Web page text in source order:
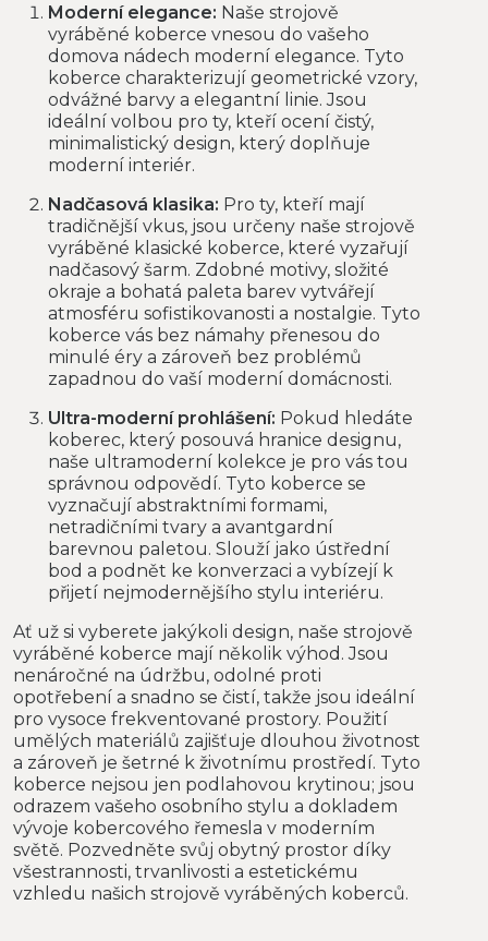
Moderní elegance: Naše strojově
vyráběné koberce vnesou do vašeho
domova nádech moderní elegance. Tyto
koberce charakterizují geometrické vzory,
odvážné barvy a elegantní linie. Jsou
ideální volbou pro ty, kteří ocení čistý,
minimalistický design, který doplňuje
moderní interiér.
Nadčasová klasika: Pro ty, kteří mají
tradičnější vkus, jsou určeny naše strojově
vyráběné klasické koberce, které vyzařují
nadčasový šarm. Zdobné motivy, složité
okraje a bohatá paleta barev vytvářejí
atmosféru sofistikovanosti a nostalgie. Tyto
koberce vás bez námahy přenesou do
minulé éry a zároveň bez problémů
zapadnou do vaší moderní domácnosti.
Ultra-moderní prohlášení: Pokud hledáte
koberec, který posouvá hranice designu,
naše ultramoderní kolekce je pro vás tou
správnou odpovědí. Tyto koberce se
vyznačují abstraktními formami,
netradičními tvary a avantgardní
barevnou paletou. Slouží jako ústřední
bod a podnět ke konverzaci a vybízejí k
přijetí nejmodernějšího stylu interiéru.
Ať už si vyberete jakýkoli design, naše strojově
vyráběné koberce mají několik výhod. Jsou
nenáročné na údržbu, odolné proti
opotřebení a snadno se čistí, takže jsou ideální
pro vysoce frekventované prostory. Použití
umělých materiálů zajišťuje dlouhou životnost
a zároveň je šetrné k životnímu prostředí. Tyto
koberce nejsou jen podlahovou krytinou; jsou
odrazem vašeho osobního stylu a dokladem
vývoje kobercového řemesla v moderním
světě. Pozvedněte svůj obytný prostor díky
všestrannosti, trvanlivosti a estetickému
vzhledu našich strojově vyráběných koberců.